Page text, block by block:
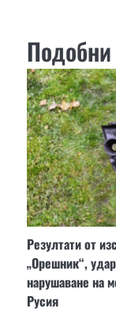
Резултати от
„Орешник“,
нарушаване на
Русия